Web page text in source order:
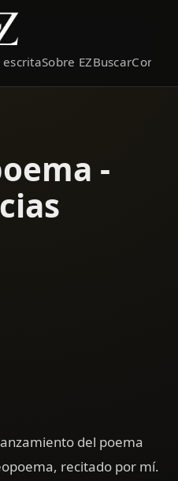
Sobre EZBuscar
-
del poema
recitado por mí.